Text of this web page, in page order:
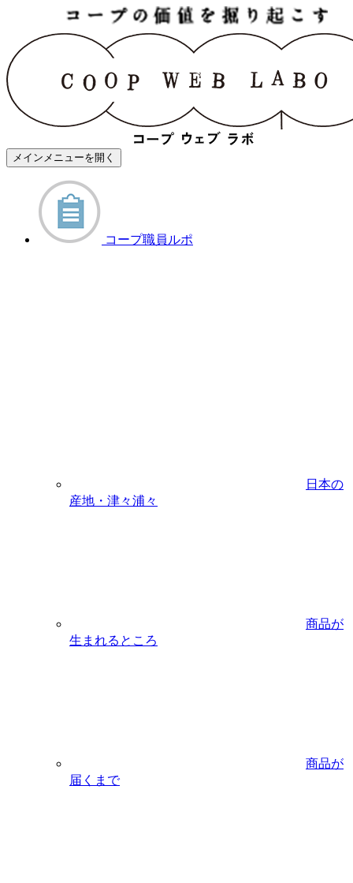
メインメニューを開く
コープ職員ルポ
日本の
産地・津々浦々
商品が
生まれるところ
商品が
届くまで